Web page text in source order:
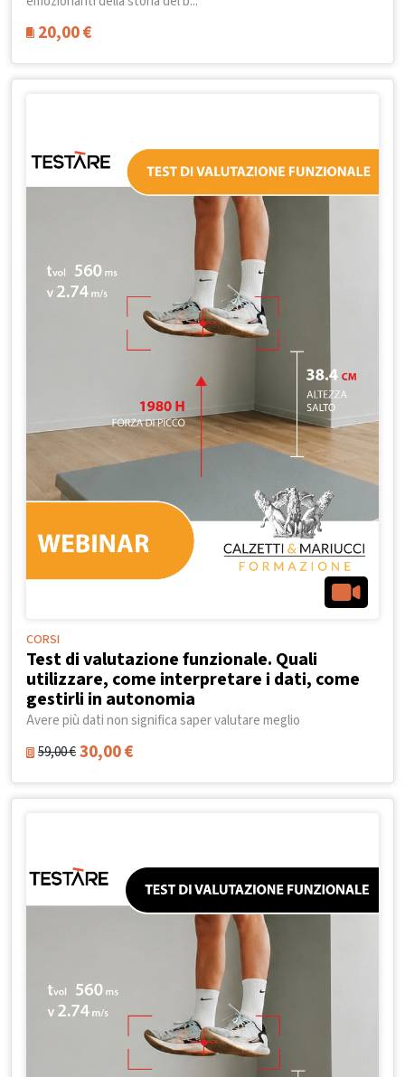
20,00€
CORSI
Test di valutazione funzionale. Quali
utilizzare, come interpretare i dati, come
gestirli in autonomia
Avere più dati non significa saper valutare meglio
59,00€30,00€